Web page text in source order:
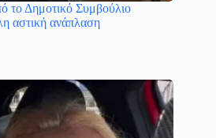
Δημοτικό Συμβούλιο
αστική ανάπλαση